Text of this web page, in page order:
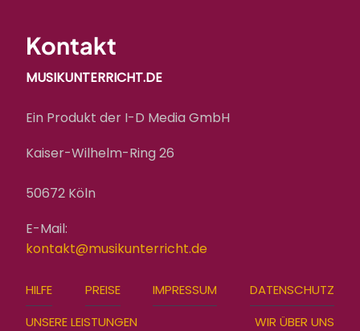
Kontakt
MUSIKUNTERRICHT.DE
Ein Produkt der I-D Media GmbH
Kaiser-Wilhelm-Ring 26
50672 Köln
E-Mail:
kontakt@musikunterricht.de
FOOTER
MENU
HILFE PREISE IMPRESSUM
DATENSCHUTZ
UNSERE LEISTUNGEN
WIR ÜBER UNS